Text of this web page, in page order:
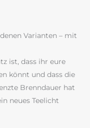
Varianten – mit
ist, dass ihr eure
könnt und dass die
Brenndauer hat
neues Teelicht